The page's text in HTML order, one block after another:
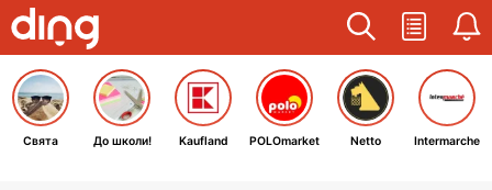
Свята До школи! Kaufland POLOmarket Netto Intermarche